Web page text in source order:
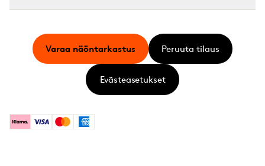
KlarnaVisa MastercardAmerican Express
Varaa näöntarkastus Peruuta tilaus
Evästeasetukset